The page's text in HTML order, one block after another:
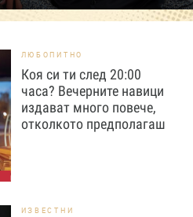
ЛЮБОПИТНО
Коя си ти след 20:00
часа? Вечерните навици
издават много повече,
отколкото предполагаш
ИЗВЕСТНИ